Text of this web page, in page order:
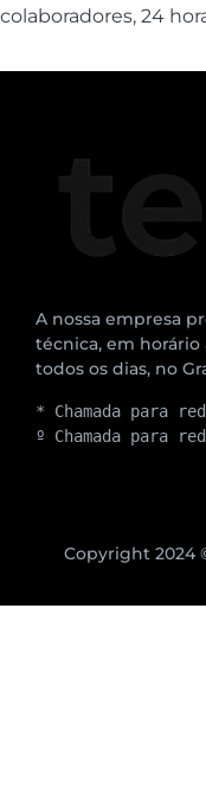
colaboradores, 24
A nossa empresa
técnica, em horário
todos os dias, no
* Chamada para
º Chamada para
Copyright 2024